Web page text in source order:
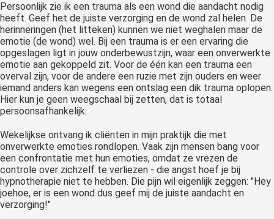
Persoonlijk zie ik een trauma als een wond die aandacht nodig
heeft. Geef het de juiste verzorging en de wond zal helen. De
herinneringen (het litteken) kunnen we niet weghalen maar de
emotie (de wond) wel. Bij een trauma is er een ervaring die
opgeslagen ligt in jouw onderbewustzijn, waar een onverwerkte
emotie aan gekoppeld zit. Voor de één kan een trauma een
overval zijn, voor de andere een ruzie met zijn ouders en weer
iemand anders kan wegens een ontslag een dik trauma oplopen.
Hier kun je geen weegschaal bij zetten, dat is totaal
persoonsafhankelijk.
Wekelijkse ontvang ik cliënten in mijn praktijk die met
onverwerkte emoties rondlopen. Vaak zijn mensen bang voor
een confrontatie met hun emoties, omdat ze vrezen de
controle over zichzelf te verliezen - die angst hoef je bij
hypnotherapie niet te hebben. Die pijn wil eigenlijk zeggen: "Hey
joehoe, er is een wond dus geef mij de juiste aandacht en
verzorging!"